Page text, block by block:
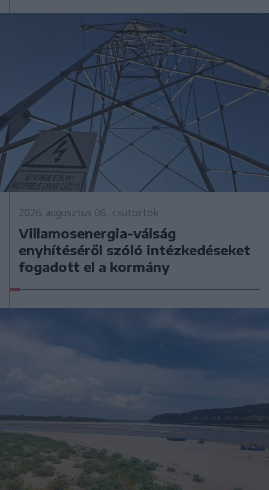
2026. augusztus 06., csütörtök
Villamosenergia-válság
enyhítéséről szóló intézkedéseket
fogadott el a kormány